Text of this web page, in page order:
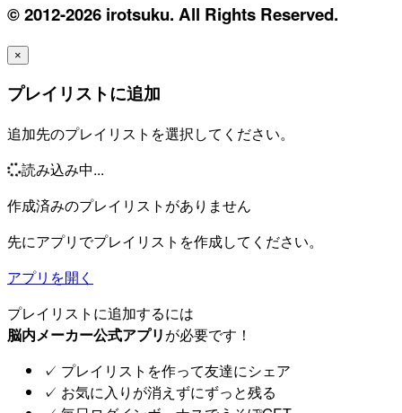
© 2012-2026 irotsuku. All Rights Reserved.
×
プレイリストに追加
追加先のプレイリストを選択してください。
読み込み中...
作成済みのプレイリストがありません
先にアプリでプレイリストを作成してください。
アプリを開く
プレイリストに追加するには
脳内メーカー公式アプリが必要です！
✓ プレイリストを作って友達にシェア
✓ お気に入りが消えずにずっと残る